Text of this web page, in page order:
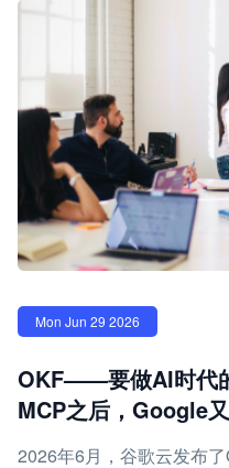
Mon Jun 29 2026
OKF——要做AI时代
MCP之后，Google
2026年6月，谷歌云发布